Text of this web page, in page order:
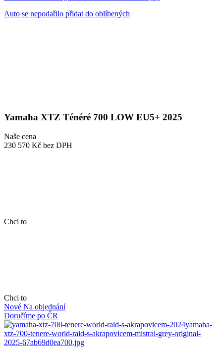
Auto se nepodařilo přidat do oblíbených
Yamaha XTZ Ténéré 700 LOW EU5+ 2025
Naše cena
230 570 Kč bez DPH
Chci to
Chci to
Nové Na objednání
Doručíme po ČR